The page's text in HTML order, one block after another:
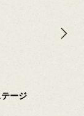
ージ